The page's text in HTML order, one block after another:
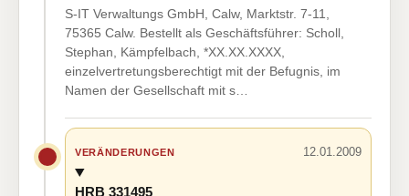
S-IT Verwaltungs GmbH, Calw, Marktstr. 7-11,
75365 Calw. Bestellt als Geschäftsführer: Scholl,
Stephan, Kämpfelbach, *XX.XX.XXXX,
einzelvertretungsberechtigt mit der Befugnis, im
Namen der Gesellschaft mit s…
VERÄNDERUNGEN 12.01.2009
HRB 331495